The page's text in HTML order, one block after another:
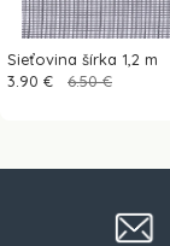
Sieťovina šírka 1,2 m
3.90 € 6.50 €